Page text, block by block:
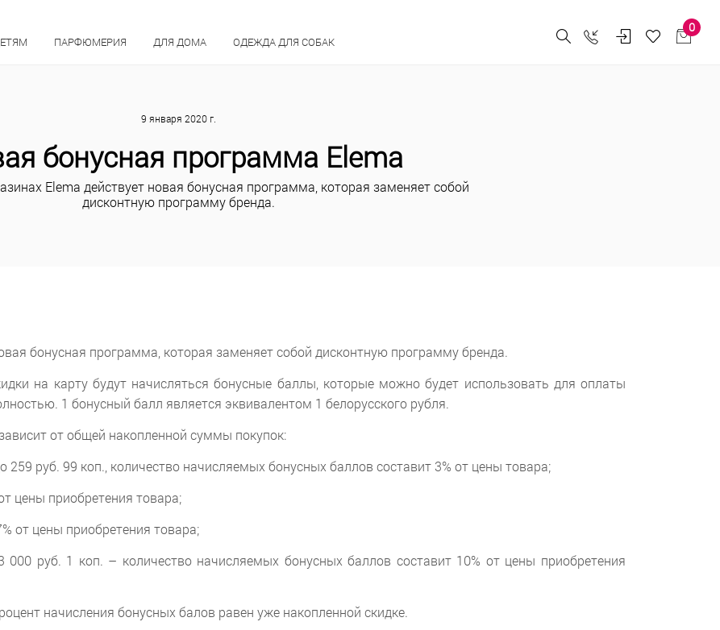
ПАРФЮМЕРИЯ ДЛЯ ДОМА ОДЕЖДА ДЛЯ СОБАК
0
9 января 2020 г.
бонусная программа Elema
Elema действует новая бонусная программа, которая заменяет собой
дисконтную программу бренда.
бонусная программа, которая заменяет собой дисконтную программу бренда.
на карту будут начисляться бонусные баллы, которые можно будет использовать для оплаты
1 бонусный балл является эквивалентом 1 белорусского рубля.
от общей накопленной суммы покупок:
259 руб. 99 коп., количество начисляемых бонусных баллов составит 3% от цены товара;
цены приобретения товара;
от цены приобретения товара;
000 руб. 1 коп. – количество начисляемых бонусных баллов составит 10% от цены приобретения
начисления бонусных балов равен уже накопленной скидке.